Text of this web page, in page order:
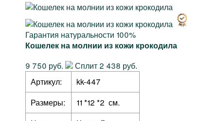
Гарантия натуральности 100%
Кошелек на молнии из кожи крокодила
9 750 руб.
Сплит 2 438 руб.
Артикул:
kk-447
Размеры:
11 *12 *2 см.